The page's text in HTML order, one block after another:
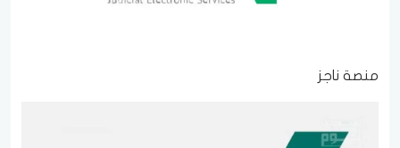
منصة ناجز